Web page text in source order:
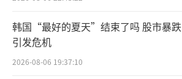
韩国“最好的夏天”结束了吗 股市暴跌
引发危机
2026-08-06 19:37:10